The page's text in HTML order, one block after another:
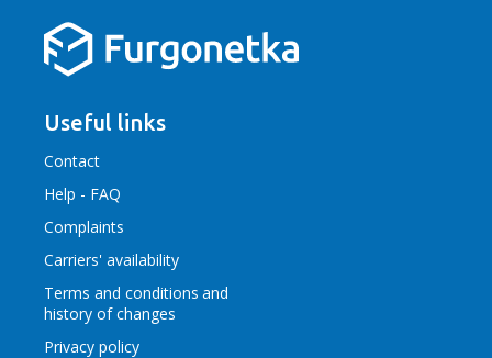
Useful links
Contact
Help - FAQ
Complaints
Carriers' availability
Terms and conditions and
history of changes
Privacy policy